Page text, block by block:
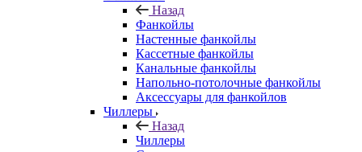
Назад
Фанкойлы
Настенные фанкойлы
Кассетные фанкойлы
Канальные фанкойлы
Напольно-потолочные фанкойлы
Аксессуары для фанкойлов
Чиллеры
Назад
Чиллеры